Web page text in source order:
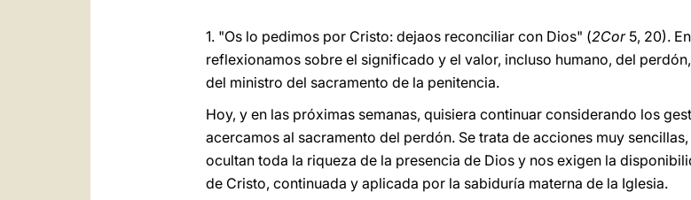
1. "Os lo pedimos por Cristo: dejaos reconciliar con Dios" (2Cor 5, 20).
reflexionamos sobre el significado y el valor, incluso humano, del
del ministro del sacramento de la penitencia.
Hoy, y en las próximas semanas, quisiera continuar considerando los
acercamos al sacramento del perdón. Se trata de acciones muy
ocultan toda la riqueza de la presencia de Dios y nos exigen la
de Cristo, continuada y aplicada por la sabiduría materna de la Iglesia.